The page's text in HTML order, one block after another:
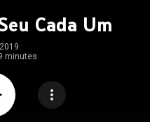
Cada Um
2019
minutes